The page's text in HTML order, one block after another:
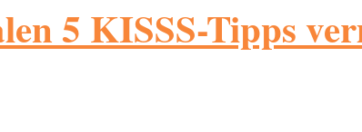
5 KISSS-Tipps